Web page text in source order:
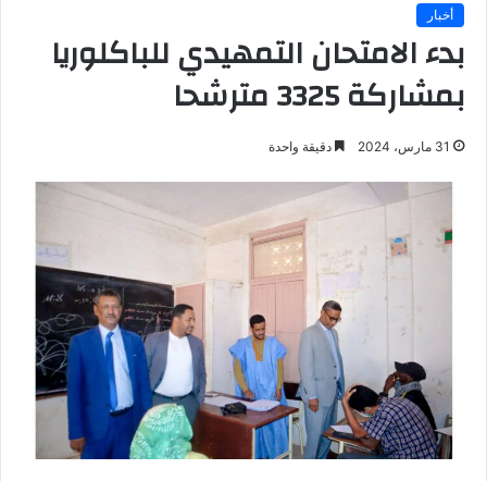
أخبار
بدء الامتحان التمهيدي للباكلوريا
بمشاركة 3325 مترشحا
31 مارس، 2024 دقيقة واحدة